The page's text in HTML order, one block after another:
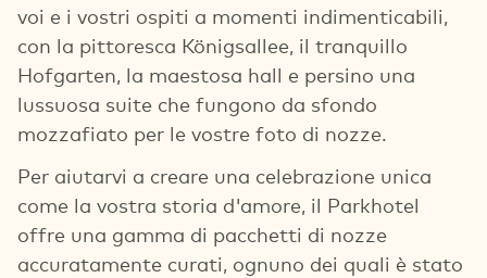
voi e i vostri ospiti a momenti indimenticabili,
con la pittoresca Königsallee, il tranquillo
Hofgarten, la maestosa hall e persino una
lussuosa suite che fungono da sfondo
mozzafiato per le vostre foto di nozze.
Per aiutarvi a creare una celebrazione unica
come la vostra storia d'amore, il Parkhotel
offre una gamma di pacchetti di nozze
accuratamente curati, ognuno dei quali è stato